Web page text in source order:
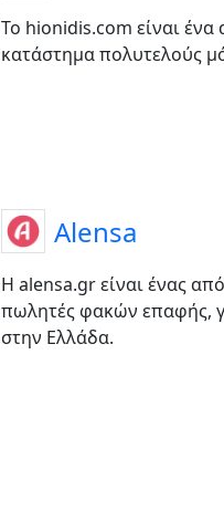
Το hionidis.com είναι ένα
κατάστημα πολυτελούς
Alensa
Η alensa.gr είναι ένας
πωλητές φακών επαφής,
στην Ελλάδα.